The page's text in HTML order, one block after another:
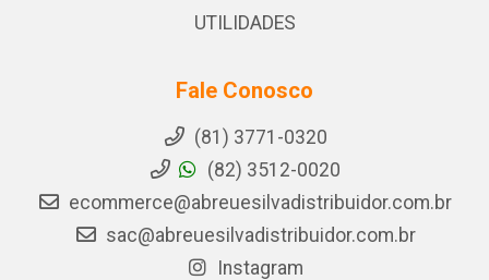
UTILIDADES
Fale Conosco
(81) 3771-0320
(82) 3512-0020
ecommerce@abreuesilvadistribuidor.com.br
sac@abreuesilvadistribuidor.com.br
Instagram